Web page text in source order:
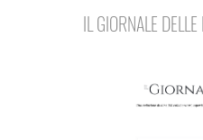
IL GIORNALE